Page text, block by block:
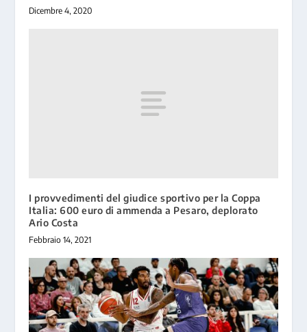
Dicembre 4, 2020
I provvedimenti del giudice sportivo per la Coppa
Italia: 600 euro di ammenda a Pesaro, deplorato
Ario Costa
Febbraio 14, 2021